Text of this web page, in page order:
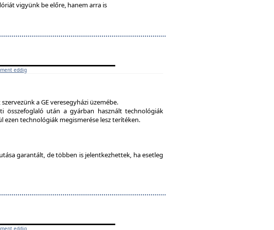
vigyünk be előre, hanem arra is
eddig
a GE veresegyházi üzemébe.
után a gyárban használt technológiák
technológiák megismerése lesz terítéken.
garantált, de többen is jelentkezhettek, ha esetleg
eddig